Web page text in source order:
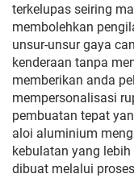
terkelupas seiring
membolehkan
unsur-unsur gaya
kenderaan tanpa
memberikan anda
mempersonalisasi
pembuatan tepat
aloi aluminium
kebulatan yang
dibuat melalui